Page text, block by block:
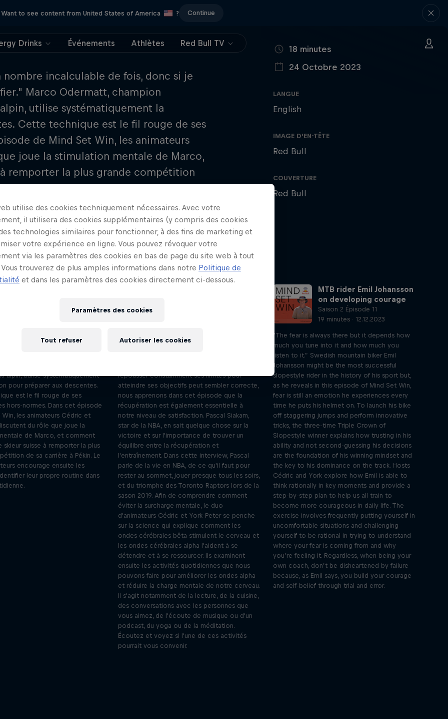
Want to see content from United States of America ? Continue
Drinks Événements Athlètes Red Bull TV
nombre incalculable de fois, donc si je
Marco Odermatt, champion
utilise systématiquement la
Cette technique est le fil rouge de ses
de Mind Set Win, les animateurs
joue la stimulation mentale de Marco,
remporter la plus grande compétition
encourage ensuite les auditeurs à
quotidienne.
DURÉE18 minutes
24 Octobre 2023
LANGUE
English
IMAGE D'EN-TÊTE
Red Bull
COUVERTURE
Red Bull
alpin, utilise systématiquement
pour préparer aux descentes.
est le fil rouge de ses
hors-normes. Dans cet épisode
les animateurs Cédric et
du rôle que joue la
de Marco, et comment
skieur suisse à remporter la plus
de sa carrière à Pékin. Le
encourage ensuite les
leur propre routine dans
repousser constamment ses limites pour
atteindre ses objectifs peut sembler correcte,
nous apprenons dans cet épisode que la
récupération est également essentielle à
notre niveau de satisfaction. Pascal Siakam,
star de la NBA, en sait quelque chose sur la
victoire et sur l'importance de trouver un
équilibre entre la récupération et
l'entraînement. Dans cette interview, Pascal
parle de la vie en NBA, de ce qu'il faut pour
rester au sommet, jouer presque tous les soirs,
et du triomphe des Toronto Raptors lors de la
sason 2019. Afin de comprendre comment
éviter la surcharge mentale, le duo
d'animateurs Cédric et York-Peter se penche
sur la science qui explique comment les
ondes cérébrales bêta stimulent le cerveau et
les ondes cérébrales alpha l'aident à se
détendre et à se ressourcer. Ils examinent
ensuite les activités quotidiennes que nous
pouvons faire pour améliorer les ondes alpha
et réduire la charge mentale de notre cerveau.
Il s'agit notamment de la lecture, de la cuisine,
des conversations avec les personnes que
vous aimez, de l'écoute de musique ou d'un
podcast, du yoga ou de la méditation.
Écoutez et voyez si l'une de ces activités
pourrait vous convenir.
MTB rider Emil Johansson
on developing courage
Saison 2 Épisode 11
19 minutes · 12.12.2023
"The fear is always there but it depends how
much you tune into it and how much you
listen to it.” Swedish mountain biker Emil
Johansson might be the most successful
slopestyle rider in the history of his sport but,
as he reveals in this episode of Mind Set Win,
fear is still an emotion he experiences every
time he puts his helmet on. To launch his bike
off staggering jumps and perform innovative
tricks, the three-time Triple Crown of
Slopestyle winner explains how trusting in his
ability and not second-guessing his decisions
are the foundation of his winning mindset and
the key to his dominance on the track. Hosts
Cédric and York explore how Emil is able to
think rationally in key moments and provide a
step-by-step plan to help us all train to
become more courageous in daily life. The
exercise involves frequently putting yourself in
uncomfortable situations and challenging
yourself to be rational in trying to understand
where your fear is coming from and why
you’re feeling it. Regardless, when being your
own coach, don’t be disheartened by failure
because, as Emil says, you build your courage
and self-belief through trial and error.
utilise des cookies techniquement nécessaires. Avec votre
il utilisera des cookies supplémentaires (y compris des cookies
technologies similaires pour fonctionner, à des fins de marketing et
votre expérience en ligne. Vous pouvez révoquer votre
via les paramètres des cookies en bas de page du site web à tout
trouverez de plus amples informations dans notre Politique de
et dans les paramètres des cookies directement ci-dessous.
Paramètres des cookies
Tout refuser Autoriser les cookies